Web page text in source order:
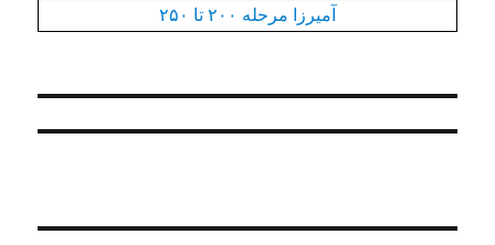
آمیرزا مرحله ۲۰۰ تا ۲۵۰